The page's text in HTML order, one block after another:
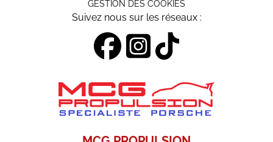
GESTION DES COOKIES
Suivez nous sur les réseaux :